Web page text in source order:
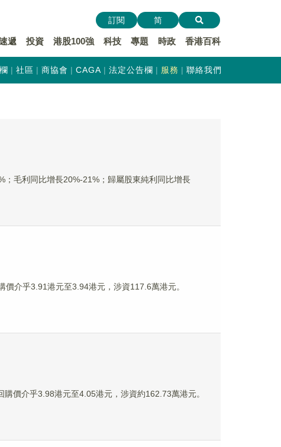
遞 投資 港股100強 科技 專題 時政 香港百科
訂閱 简
社區 商協會 CAGA 法定公告欄 服務 聯絡我們
；毛利同比增長20%-21%；歸屬股東純利同比增長
介乎3.91港元至3.94港元，涉資117.6萬港元。
價介乎3.98港元至4.05港元，涉資約162.73萬港元。